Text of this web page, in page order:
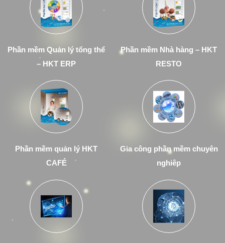
Phần mềm Quản lý tổng thể
– HKT ERP
Phần mềm Nhà hàng – HKT
RESTO
Phần mềm quản lý HKT
CAFÉ
Gia công phần mềm chuyên
nghiêp